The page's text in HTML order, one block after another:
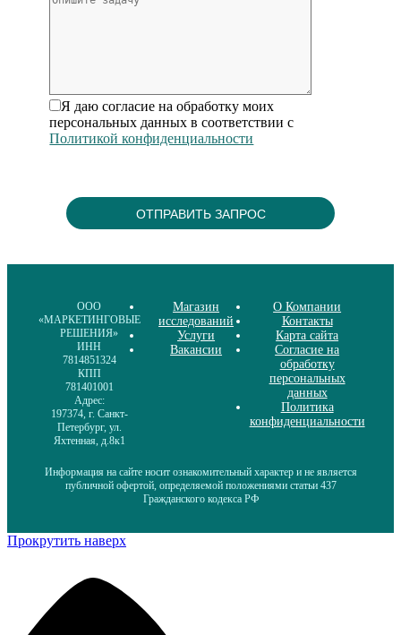
Я даю согласие на обработку моих
персональных данных в соответствии с
Политикой конфиденциальности
ООО
«МАРКЕТИНГОВЫЕ
РЕШЕНИЯ»
ИНН
7814851324
КПП
781401001
Адрес:
197374, г. Санкт-
Петербург, ул.
Яхтенная, д.8к1
Магазин
исследований
Услуги
Вакансии
О Компании
Контакты
Карта сайта
Согласие на
обработку
персональных
данных
Политика
конфиденциальности
Информация на сайте носит ознакомительный характер и не является
публичной офертой, определяемой положениями статьи 437
Гражданского кодекса РФ
Прокрутить наверх